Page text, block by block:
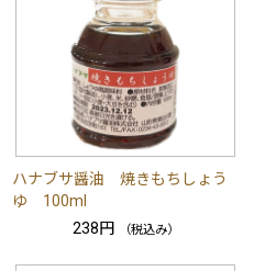
ハナブサ醤油 焼きもちしょう
ゆ 100ml
238円
（税込み）